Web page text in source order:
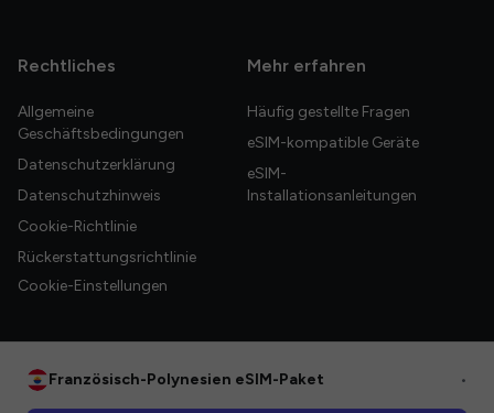
Rechtliches
Allgemeine
Geschäftsbedingungen
Datenschutzerklärung
Datenschutzhinweis
Cookie-Richtlinie
Rückerstattungsrichtlinie
Cookie-Einstellungen
Mehr erfahren
Häufig gestellte Fragen
eSIM-kompatible Geräte
eSIM-
Installationsanleitungen
Französisch-Polynesien eSIM-Paket •